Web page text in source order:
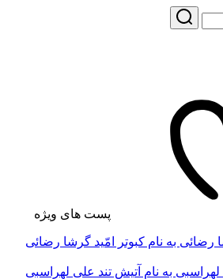
پست های ویژه
گرشا رضائی
علی لهراسبی